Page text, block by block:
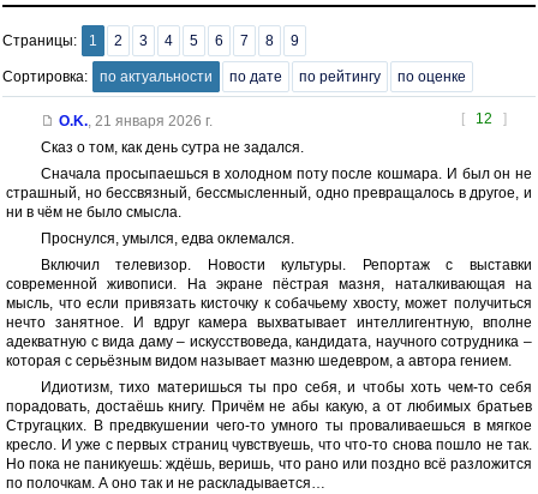
Страницы: 1 2 3 4 5 6 7 8 9
Сортировка: по актуальности по дате по рейтингу по оценке
[ 12 ]
O.K., 21 января 2026 г.
Сказ о том, как день сутра не задался.
Сначала просыпаешься в холодном поту после кошмара. И был он не
страшный, но бессвязный, бессмысленный, одно превращалось в другое, и
ни в чём не было смысла.
Проснулся, умылся, едва оклемался.
Включил телевизор. Новости культуры. Репортаж с выставки
современной живописи. На экране пёстрая мазня, наталкивающая на
мысль, что если привязать кисточку к собачьему хвосту, может получиться
нечто занятное. И вдруг камера выхватывает интеллигентную, вполне
адекватную с вида даму – искусствоведа, кандидата, научного сотрудника –
которая с серьёзным видом называет мазню шедевром, а автора гением.
Идиотизм, тихо материшься ты про себя, и чтобы хоть чем-то себя
порадовать, достаёшь книгу. Причём не абы какую, а от любимых братьев
Стругацких. В предвкушении чего-то умного ты проваливаешься в мягкое
кресло. И уже с первых страниц чувствуешь, что что-то снова пошло не так.
Но пока не паникуешь: ждёшь, веришь, что рано или поздно всё разложится
по полочкам. А оно так и не раскладывается…